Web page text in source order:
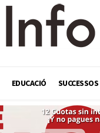
EDUCACIÓ SUCCESSOS